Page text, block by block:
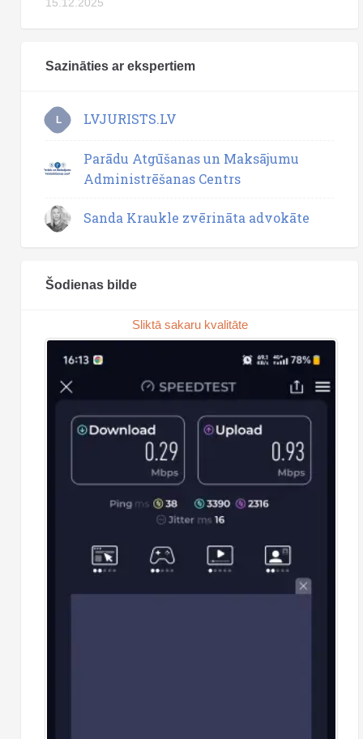
Sazināties ar ekspertiem
L LVJURISTS.LV
Parādu Atgūšanas un Maksājumu
Administrēšanas Centrs
Sanda Kraukle zvērināta advokāte
Šodienas bilde
Sliktā sakaru kvalitāte